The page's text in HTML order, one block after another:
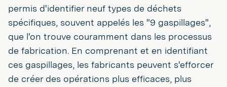
permis d'identifier neuf types de déchets
spécifiques, souvent appelés les "9 gaspillages",
que l'on trouve couramment dans les processus
de fabrication. En comprenant et en identifiant
ces gaspillages, les fabricants peuvent s'efforcer
de créer des opérations plus efficaces, plus